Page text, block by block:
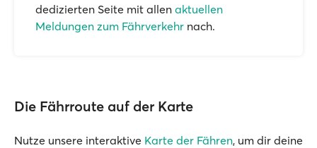
dedizierten Seite mit allen aktuellen
Meldungen zum Fährverkehr nach.
Die Fährroute auf der Karte
Nutze unsere interaktive Karte der Fähren, um dir deine